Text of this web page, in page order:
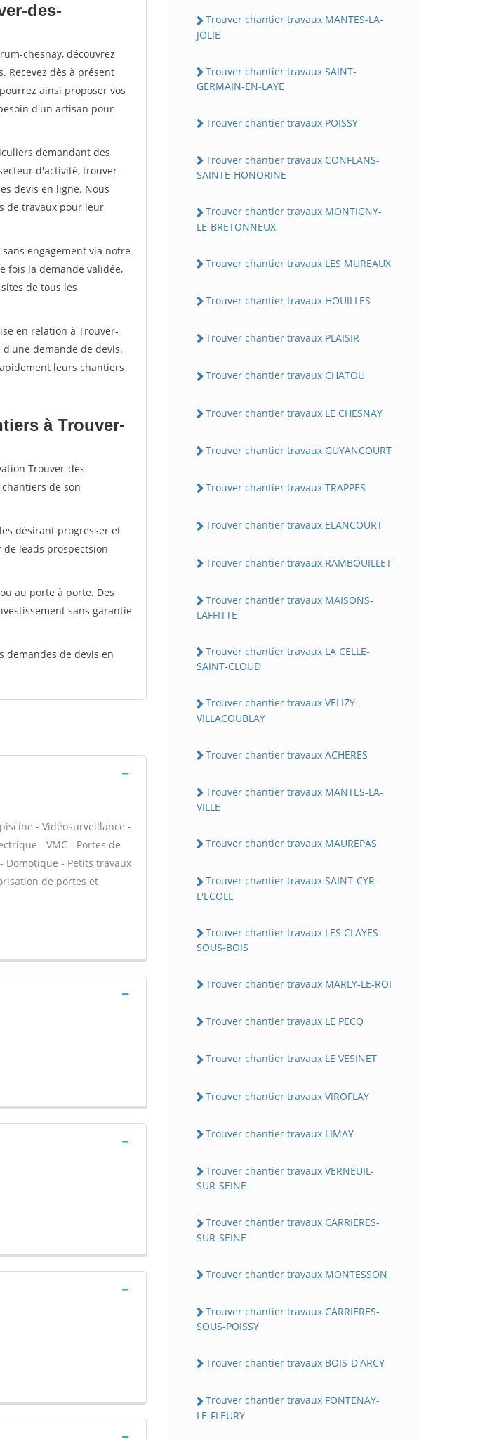
des-
chesnay, découvrez
Recevez dès à présent
ainsi proposer vos
d'un artisan pour
demandant des
d'activité, trouver
devis en ligne. Nous
de travaux pour leur
engagement via notre
fois la demande validée,
de tous les
en relation à Trouver-
demande de devis.
leurs chantiers
à Trouver-
Trouver-des-
de son
désirant progresser et
leads prospectsion
au porte à porte. Des
sans garantie
demandes de devis en
- Vidéosurveillance -
- VMC - Portes de
Domotique - Petits travaux
de portes et
Trouver chantier travaux MANTES-LA-
JOLIE
Trouver chantier travaux SAINT-
GERMAIN-EN-LAYE
Trouver chantier travaux POISSY
Trouver chantier travaux CONFLANS-
SAINTE-HONORINE
Trouver chantier travaux MONTIGNY-
LE-BRETONNEUX
Trouver chantier travaux LES MUREAUX
Trouver chantier travaux HOUILLES
Trouver chantier travaux PLAISIR
Trouver chantier travaux CHATOU
Trouver chantier travaux LE CHESNAY
Trouver chantier travaux GUYANCOURT
Trouver chantier travaux TRAPPES
Trouver chantier travaux ELANCOURT
Trouver chantier travaux RAMBOUILLET
Trouver chantier travaux MAISONS-
LAFFITTE
Trouver chantier travaux LA CELLE-
SAINT-CLOUD
Trouver chantier travaux VELIZY-
VILLACOUBLAY
Trouver chantier travaux ACHERES
Trouver chantier travaux MANTES-LA-
VILLE
Trouver chantier travaux MAUREPAS
Trouver chantier travaux SAINT-CYR-
L'ECOLE
Trouver chantier travaux LES CLAYES-
SOUS-BOIS
Trouver chantier travaux MARLY-LE-ROI
Trouver chantier travaux LE PECQ
Trouver chantier travaux LE VESINET
Trouver chantier travaux VIROFLAY
Trouver chantier travaux LIMAY
Trouver chantier travaux VERNEUIL-
SUR-SEINE
Trouver chantier travaux CARRIERES-
SUR-SEINE
Trouver chantier travaux MONTESSON
Trouver chantier travaux CARRIERES-
SOUS-POISSY
Trouver chantier travaux BOIS-D'ARCY
Trouver chantier travaux FONTENAY-
LE-FLEURY